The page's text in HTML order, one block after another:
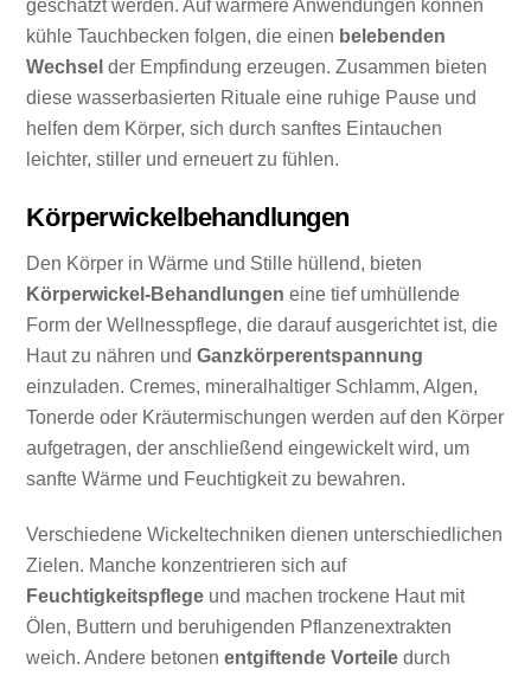
geschätzt werden. Auf wärmere Anwendungen können
kühle Tauchbecken folgen, die einen belebenden
Wechsel der Empfindung erzeugen. Zusammen bieten
diese wasserbasierten Rituale eine ruhige Pause und
helfen dem Körper, sich durch sanftes Eintauchen
leichter, stiller und erneuert zu fühlen.
Körperwickelbehandlungen
Den Körper in Wärme und Stille hüllend, bieten
Körperwickel-Behandlungen eine tief umhüllende
Form der Wellnesspflege, die darauf ausgerichtet ist, die
Haut zu nähren undGanzkörperentspannung
einzuladen. Cremes, mineralhaltiger Schlamm, Algen,
Tonerde oder Kräutermischungen werden auf den Körper
aufgetragen, der anschließend eingewickelt wird, um
sanfte Wärme und Feuchtigkeit zu bewahren.
Verschiedene Wickeltechniken dienen unterschiedlichen
Zielen. Manche konzentrieren sich auf
Feuchtigkeitspflege und machen trockene Haut mit
Ölen, Buttern und beruhigenden Pflanzenextrakten
weich. Andere betonenentgiftende Vorteile durch